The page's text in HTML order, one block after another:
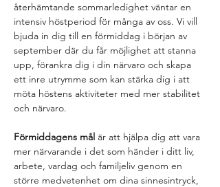
återhämtande sommarledighet väntar en
intensiv höstperiod för många av oss. Vi vill
bjuda in dig till en förmiddag i början av
september där du får möjlighet att stanna
upp, förankra dig i din närvaro och skapa
ett inre utrymme som kan stärka dig i att
möta höstens aktiviteter med mer stabilitet
och närvaro.
Förmiddagens mål är att hjälpa dig att vara
mer närvarande i det som händer i ditt liv,
arbete, vardag och familjeliv genom en
större medvetenhet om dina sinnesintryck,